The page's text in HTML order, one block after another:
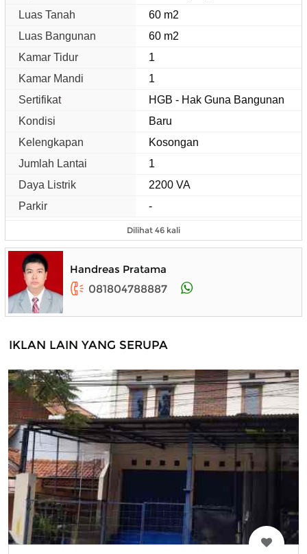
Luas Tanah
60 m2
Luas Bangunan
60 m2
Kamar Tidur
1
Kamar Mandi
1
Sertifikat
HGB - Hak Guna Bangunan
Kondisi
Baru
Kelengkapan
Kosongan
Jumlah Lantai
1
Daya Listrik
2200 VA
Parkir
-
Dilihat 46 kali
Handreas Pratama
081804788887
IKLAN LAIN YANG SERUPA